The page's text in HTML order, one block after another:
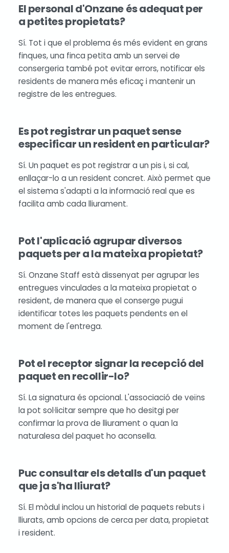
El personal d'Onzane és adequat per
a petites propietats?
Sí. Tot i que el problema és més evident en grans
finques, una finca petita amb un servei de
consergeria també pot evitar errors, notificar els
residents de manera més eficaç i mantenir un
registre de les entregues.
Es pot registrar un paquet sense
especificar un resident en particular?
Sí. Un paquet es pot registrar a un pis i, si cal,
enllaçar-lo a un resident concret. Això permet que
el sistema s'adapti a la informació real que es
facilita amb cada lliurament.
Pot l'aplicació agrupar diversos
paquets per a la mateixa propietat?
Sí. Onzane Staff està dissenyat per agrupar les
entregues vinculades a la mateixa propietat o
resident, de manera que el conserge pugui
identificar totes les paquets pendents en el
moment de l'entrega.
Pot el receptor signar la recepció del
paquet en recollir-lo?
Sí. La signatura és opcional. L'associació de veïns
la pot sol·licitar sempre que ho desitgi per
confirmar la prova de lliurament o quan la
naturalesa del paquet ho aconsella.
Puc consultar els detalls d'un paquet
que ja s'ha lliurat?
Sí. El mòdul inclou un historial de paquets rebuts i
lliurats, amb opcions de cerca per data, propietat
i resident.